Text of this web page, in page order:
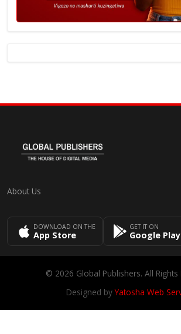
About Us
DOWNLOAD ON THE
App Store
GET IT ON
Google Play
© 2026 Global Publishers. All Rights
Designed byYatosha Web